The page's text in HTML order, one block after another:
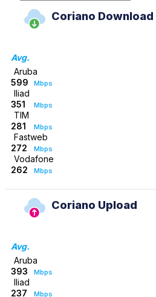
Coriano Download
Avg.
Aruba
599
Mbps
Iliad
351
Mbps
TIM
281
Mbps
Fastweb
272
Mbps
Vodafone
262
Mbps
Coriano Upload
Avg.
Aruba
393
Mbps
Iliad
237
Mbps